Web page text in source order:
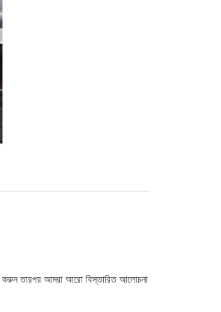
করুন তারপর আমরা আরো বিস্তারিত আলোচনা